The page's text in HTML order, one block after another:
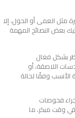
مثل العمى أو الحول، إلا
بعض النصائح المهمة
بشكل فعال
اللاصقة، أو
الأنسب وفقًا لحالة
فحوصات
وقت مبكر، ما